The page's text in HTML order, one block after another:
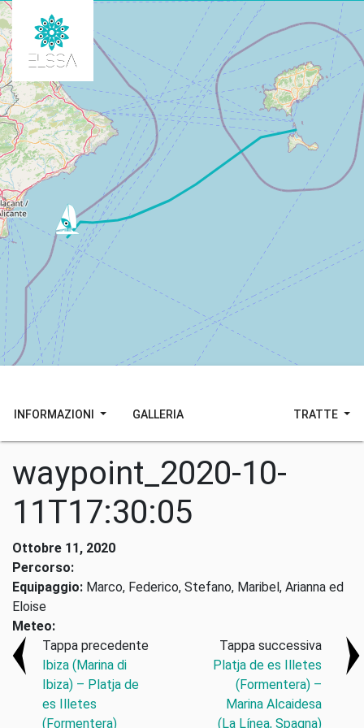
INFORMAZIONI GALLERIA TRATTE
waypoint_2020-10-
11T17:30:05
Ottobre 11, 2020
Percorso:
Equipaggio: Marco, Federico, Stefano, Maribel, Arianna ed
Eloise
Meteo:
Tappa precedente
Ibiza (Marina di
Ibiza) – Platja de
es Illetes
(Formentera)
Tappa successiva
Platja de es Illetes
(Formentera) –
Marina Alcaidesa
(La Línea, Spagna)